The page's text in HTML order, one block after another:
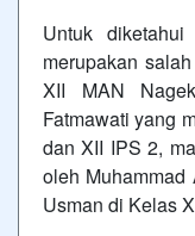
Untuk
merupakan
XII MAN
Fatmawati yang
dan XII IPS 2,
oleh
Usman di Kelas